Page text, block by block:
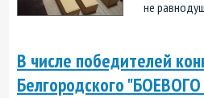
не
В числе победителей
Белгородского